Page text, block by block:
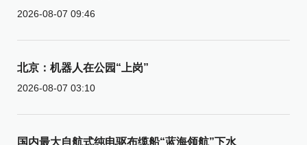
2026-08-07 09:46
北京：机器人在公园“上岗”
2026-08-07 03:10
国内最大自航式纯电驱布缆船“蓝海领航”下水